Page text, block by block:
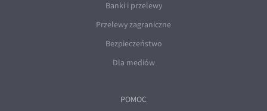
Banki i przelewy
Przelewy zagraniczne
Bezpieczeństwo
Dla mediów
POMOC